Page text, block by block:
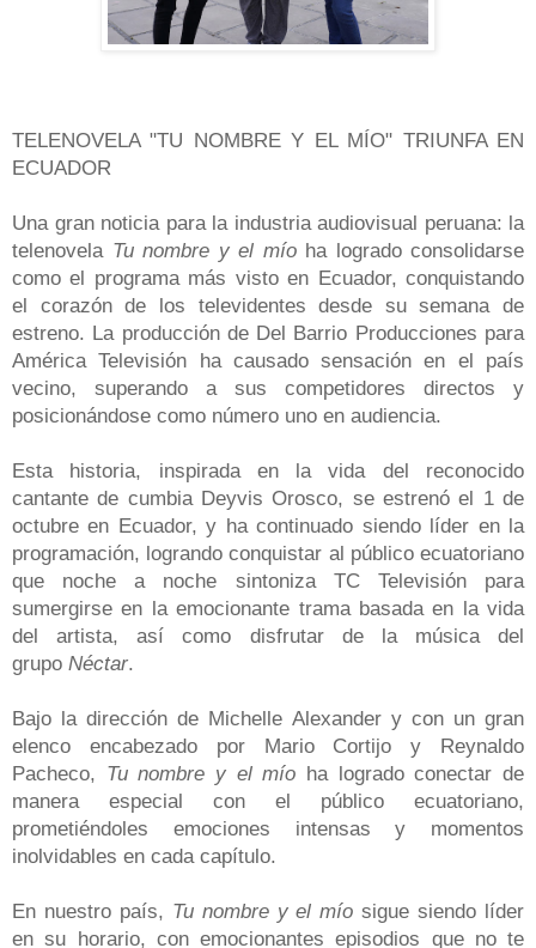
TELENOVELA "TU NOMBRE Y EL MÍO" TRIUNFA EN
ECUADOR
Una gran noticia para la industria audiovisual peruana: la
telenovela Tu nombre y el míoha logrado consolidarse
como el programa más visto en Ecuador, conquistando
el corazón de los televidentes desde su semana de
estreno. La producción de Del Barrio Producciones para
América Televisión ha causado sensación en el país
vecino, superando a sus competidores directos y
posicionándose como número uno en audiencia.
Esta historia, inspirada en la vida del reconocido
cantante de cumbia Deyvis Orosco, se estrenó el 1 de
octubre en Ecuador, y ha continuado siendo líder en la
programación, logrando conquistar al público ecuatoriano
que noche a noche sintoniza TC Televisión para
sumergirse en la emocionante trama basada en la vida
del artista, así como disfrutar de la música del
grupo Néctar.
Bajo la dirección de Michelle Alexander y con un gran
elenco encabezado por Mario Cortijo y Reynaldo
Pacheco, Tu nombre y el mío ha logrado conectar de
manera especial con el público ecuatoriano,
prometiéndoles emociones intensas y momentos
inolvidables en cada capítulo.
En nuestro país, Tu nombre y el mío sigue siendo líder
en su horario, con emocionantes episodios que no te